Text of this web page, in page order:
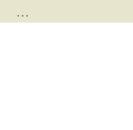
* * *